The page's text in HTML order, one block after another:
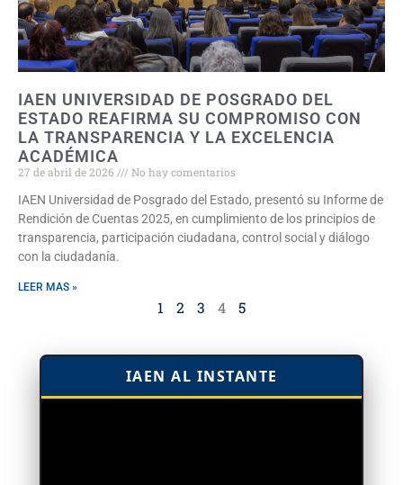
IAEN UNIVERSIDAD DE POSGRADO DEL
ESTADO REAFIRMA SU COMPROMISO CON
LA TRANSPARENCIA Y LA EXCELENCIA
ACADÉMICA
27 de abril de 2026
No hay comentarios
IAEN Universidad de Posgrado del Estado, presentó su Informe de
Rendición de Cuentas 2025, en cumplimiento de los principios de
transparencia, participación ciudadana, control social y diálogo
con la ciudadanía.
LEER MAS »
1 2 3 4 5
IAEN AL INSTANTE